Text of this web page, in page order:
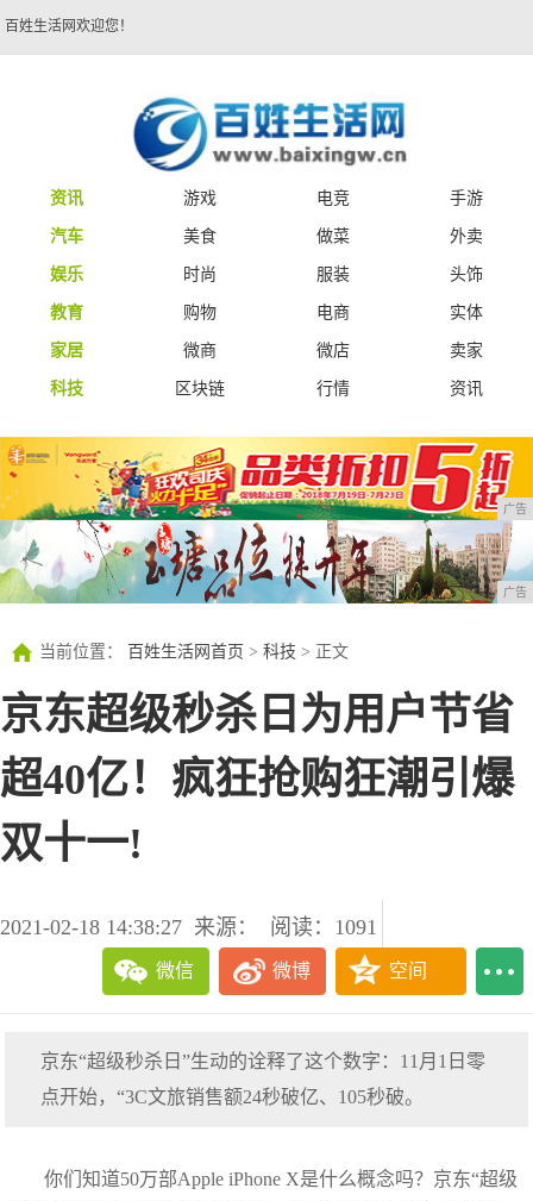
百姓生活网欢迎您！
资讯 游戏 电竞
手游
汽车
美食 做菜
外卖
娱乐
时尚 服装
头饰
教育
购物 电商
实体
家居
微商 微店
卖家
科技
区块链 行情 资讯
广告
广告
当前位置： 百姓生活网首页 > 科技 > 正文
京东超级秒杀日为用户节省
超40亿！疯狂抢购狂潮引爆
双十一!
2021-02-18 14:38:27 来源： 阅读：1091
微信 微博 空间
京东“超级秒杀日”生动的诠释了这个数字：11月1日零
点开始，“3C文旅销售额24秒破亿、105秒破。
你们知道50万部Apple iPhone X是什么概念吗？京东“超级